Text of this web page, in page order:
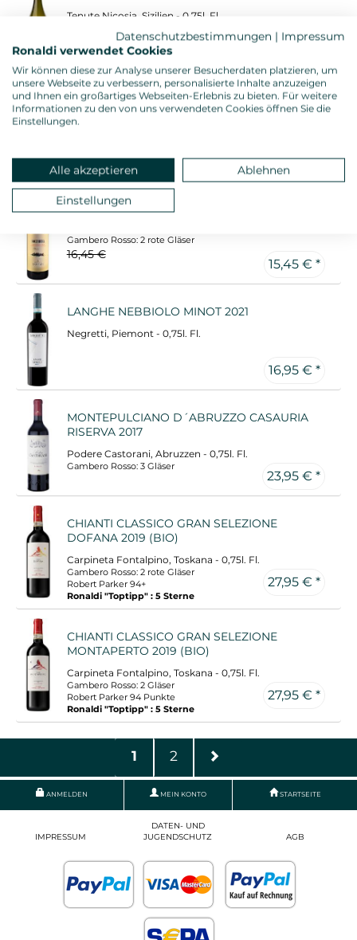
Tenute Nicosia, Sizilien - 0,75l. Fl.
Ronaldi "Toptipp" : 5 Sterne
BARBERA D´ALBA SUPERIORE 2022
Negretti, Piemont - 0,75l. Fl.
14,95 € *
ROCCA RUBIA RISERVA 2022
Gambero Rosso: 2 rote Gläser
16,45 €
15,45 € *
LANGHE NEBBIOLO MINOT 2021
Negretti, Piemont - 0,75l. Fl.
16,95 € *
MONTEPULCIANO D´ABRUZZO CASAURIA
RISERVA 2017
Podere Castorani, Abruzzen - 0,75l. Fl.
Gambero Rosso: 3 Gläser
23,95 € *
CHIANTI CLASSICO GRAN SELEZIONE
DOFANA 2019 (BIO)
Carpineta Fontalpino, Toskana - 0,75l. Fl.
Gambero Rosso: 2 rote Gläser
Robert Parker 94+
Ronaldi "Toptipp" : 5 Sterne
27,95 € *
CHIANTI CLASSICO GRAN SELEZIONE
MONTAPERTO 2019 (BIO)
Carpineta Fontalpino, Toskana - 0,75l. Fl.
Gambero Rosso: 2 Gläser
Robert Parker 94 Punkte
Ronaldi "Toptipp" : 5 Sterne
27,95 € *
1 2
ANMELDEN MEIN KONTO STARTSEITE
IMPRESSUM
DATEN- UND
JUGENDSCHUTZ
AGB
Datenschutzbestimmungen | Impressum
Ronaldi verwendet Cookies
Wir können diese zur Analyse unserer Besucherdaten platzieren, um
unsere Webseite zu verbessern, personalisierte Inhalte anzuzeigen
und Ihnen ein großartiges Webseiten-Erlebnis zu bieten. Für weitere
Informationen zu den von uns verwendeten Cookies öffnen Sie die
Einstellungen.
Alle akzeptieren Ablehnen
Einstellungen